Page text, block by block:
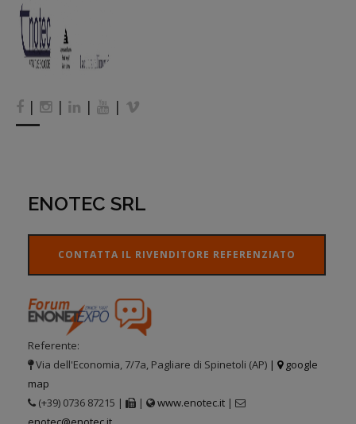
| | | |
ENOTEC SRL
CONTATTA IL RIVENDITORE REFERENZIATO
Referente:
Via dell'Economia, 7/7a, Pagliare di Spinetoli (AP) |
google
map
(+39) 0736 87215 |
| www.enotec.it |